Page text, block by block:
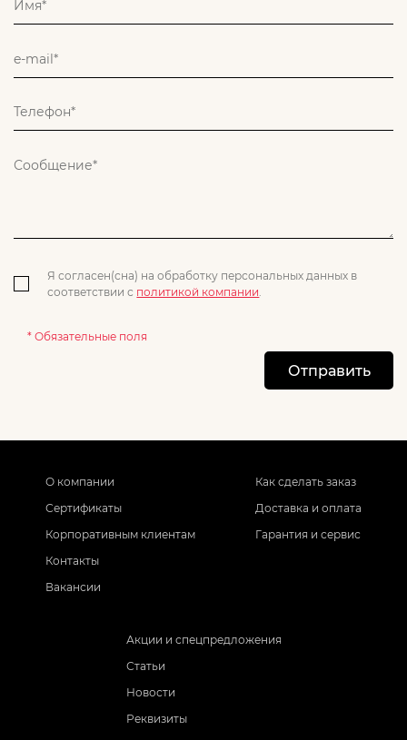
Я согласен(сна) на обработку персональных данных в
соответствии с политикой компании
* Обязательные поля
Отправить
О компании
Сертификаты
Корпоративным клиентам
Контакты
Вакансии
Как сделать заказ
Доставка и оплата
Гарантия и сервис
Акции и спецпредложения
Статьи
Новости
Реквизиты